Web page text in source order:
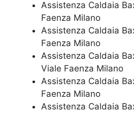
Assistenza Caldaia
Faenza Milano
Assistenza Caldaia
Faenza Milano
Assistenza Caldaia
Viale Faenza Milano
Assistenza Caldaia
Faenza Milano
Assistenza Caldaia